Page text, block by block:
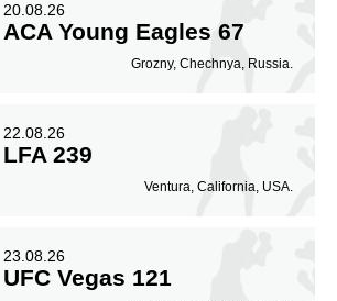
20.08.26
ACA Young Eagles 67
Grozny, Chechnya, Russia.
22.08.26
LFA 239
Ventura, California, USA.
23.08.26
UFC Vegas 121